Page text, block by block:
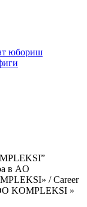
юбориш
в AO
/ Career
KOMPLEKSI »